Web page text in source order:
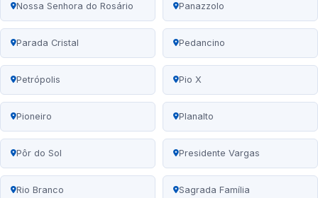
Nossa Senhora do Rosário Panazzolo
Parada Cristal Pedancino
Petrópolis Pio X
Pioneiro Planalto
Pôr do Sol Presidente Vargas
Rio Branco Sagrada Família